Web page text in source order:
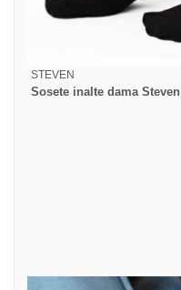
STEVEN
Sosete inalte dama